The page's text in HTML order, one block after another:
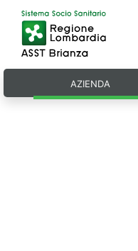
azienda